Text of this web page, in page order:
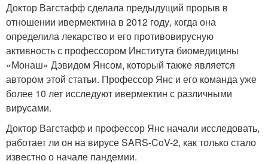
Доктор Вагстафф сделала предыдущий прорыв в
отношении ивермектина в 2012 году, когда она
определила лекарство и его противовирусную
активность с профессором Института биомедицины
«Монаш» Дэвидом Янсом, который также является
автором этой статьи. Профессор Янс и его команда уже
более 10 лет исследуют ивермектин с различными
вирусами.
Доктор Вагстафф и профессор Янс начали исследовать,
работает ли он на вирусе SARS-CoV-2, как только стало
известно о начале пандемии.